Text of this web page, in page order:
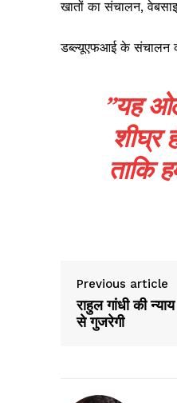
खातों का संचालन,
डब्ल्यूएफआई के संचालन
”यह
शीघ्र
ताकि
Previous article
राहुल गांधी की
से गुजरेगी